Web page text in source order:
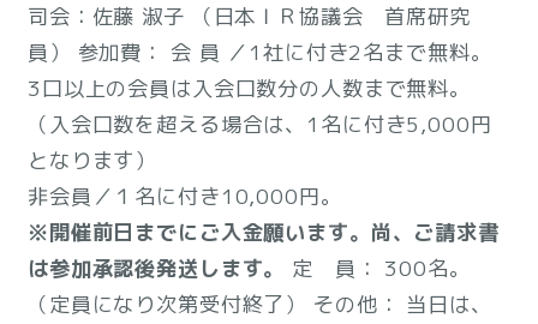
司会：佐藤 淑子 （日本ＩＲ協議会 首席研究
員） 参加費： 会 員 ／1社に付き2名まで無料。
3口以上の会員は入会口数分の人数まで無料。
（入会口数を超える場合は、1名に付き5,000円
となります）
非会員／１名に付き10,000円。
※開催前日までにご入金願います。尚、ご請求書
は参加承認後発送します。
定 員： 300名。
（定員になり次第受付終了） その他： 当日は、